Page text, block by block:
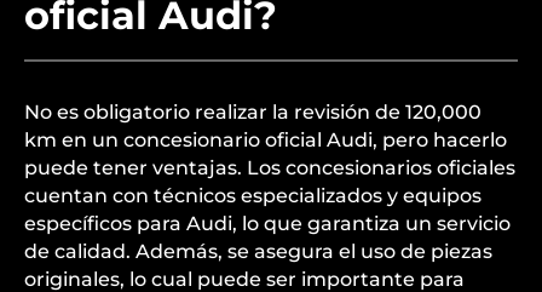
oficial Audi?
No es obligatorio realizar la revisión de 120,000
km en un concesionario oficial Audi, pero hacerlo
puede tener ventajas. Los concesionarios oficiales
cuentan con técnicos especializados y equipos
específicos para Audi, lo que garantiza un servicio
de calidad. Además, se asegura el uso de piezas
originales, lo cual puede ser importante para